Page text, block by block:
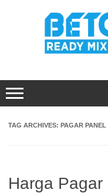
TAG ARCHIVES: PAGAR
Harga